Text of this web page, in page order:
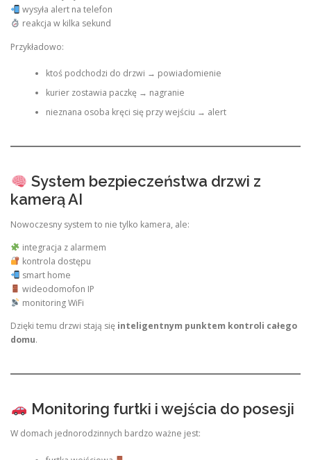
wysyła alert na telefon
reakcja w kilka sekund
Przykładowo:
ktoś podchodzi do drzwi → powiadomienie
kurier zostawia paczkę → nagranie
nieznana osoba kręci się przy wejściu → alert
System bezpieczeństwa drzwi z
kamerą AI
Nowoczesny system to nie tylko kamera, ale:
integracja z alarmem
kontrola dostępu
smart home
wideodomofon IP
monitoring WiFi
Dzięki temu drzwi stają się inteligentnym punktem kontroli całego
domu.
Monitoring furtki i wejścia do posesji
W domach jednorodzinnych bardzo ważne jest: